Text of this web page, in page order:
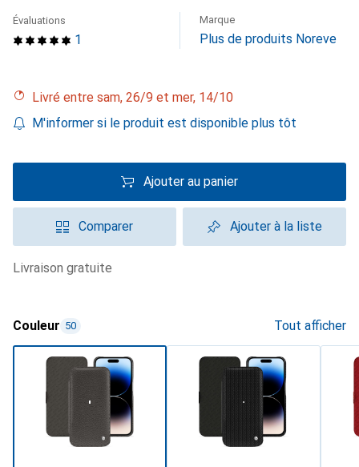
1
Évaluations Marque
Plus de produits Noreve
Livré entre sam, 26/9 et mer, 14/10
M'informer si le produit est disponible plus tôt
Ajouter au panier
Comparer Ajouter à la liste
livraison gratuite
Couleur 50 Tout afficher